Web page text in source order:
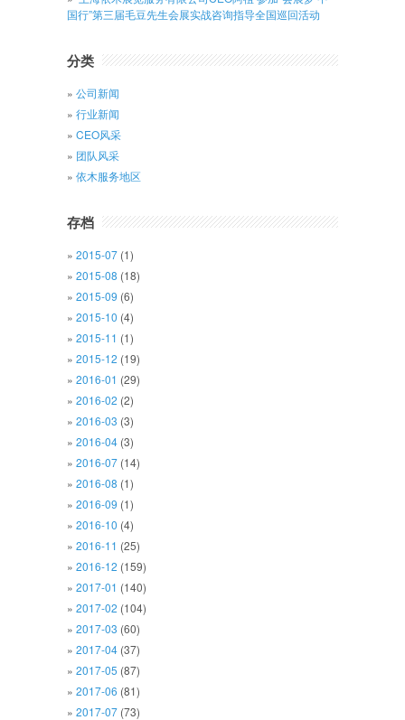
国行”第三届毛豆先生会展实战咨询指导全国巡回活动
分类
公司新闻
行业新闻
CEO风采
团队风采
依木服务地区
存档
2015-07 (1)
2015-08 (18)
2015-09 (6)
2015-10 (4)
2015-11 (1)
2015-12 (19)
2016-01 (29)
2016-02 (2)
2016-03 (3)
2016-04 (3)
2016-07 (14)
2016-08 (1)
2016-09 (1)
2016-10 (4)
2016-11 (25)
2016-12 (159)
2017-01 (140)
2017-02 (104)
2017-03 (60)
2017-04 (37)
2017-05 (87)
2017-06 (81)
2017-07 (73)